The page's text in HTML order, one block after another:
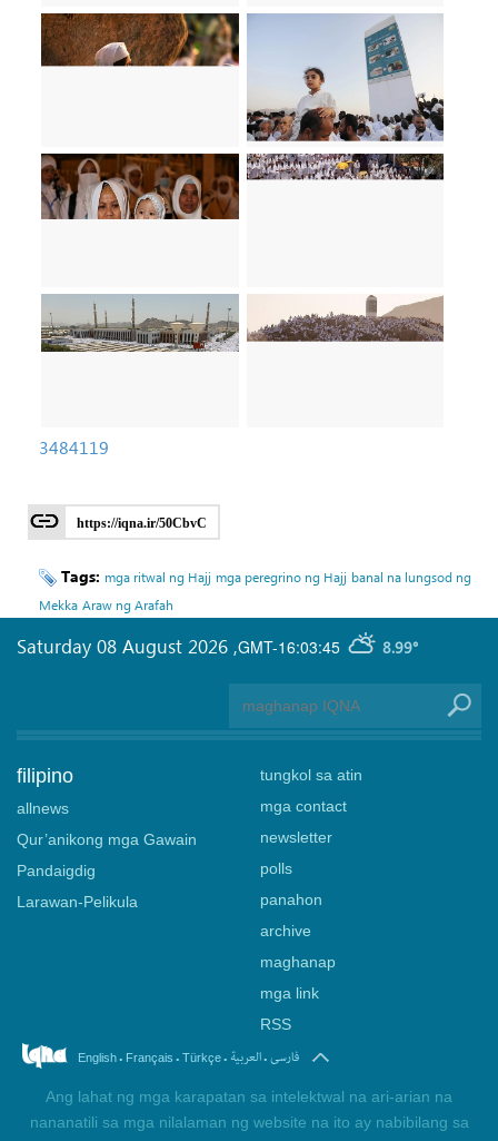
3484119
https://iqna.ir/50CbvC
Tags: mga ritwal ng Hajj mga peregrino ng Hajj banal na lungsod ng
Mekka Araw ng Arafah
GMT-16:03:45 8.99°
Saturday 08 August 2026 ,
filipino
allnews
Qur’anikong mga Gawain
Pandaigdig
Larawan-Pelikula
tungkol sa atin
mga contact
newsletter
polls
panahon
archive
maghanap
mga link
RSS
English. Français . Türkçe. العربیة.فارسی
Ang lahat ng mga karapatan sa intelektwal na ari-arian na
nananatili sa mga nilalaman ng website na ito ay nabibilang sa